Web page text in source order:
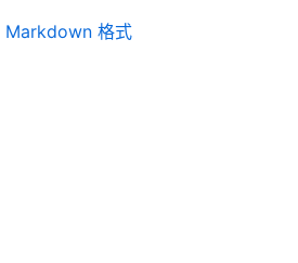
Markdown 格式